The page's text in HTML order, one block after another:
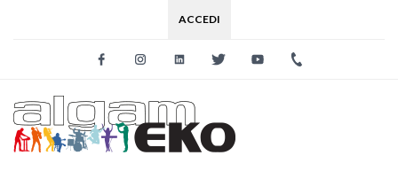
ACCEDI
FacebookInstagramLinkedinTwitter Youtube